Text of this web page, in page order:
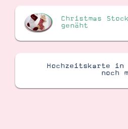
Christmas
genäht
Hochzeitskarte in
noch